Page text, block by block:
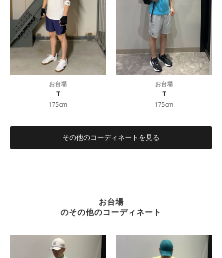
お台場
T
175cm
お台場
T
175cm
その他のコーディネートを見る
お台場
のその他のコーディネート